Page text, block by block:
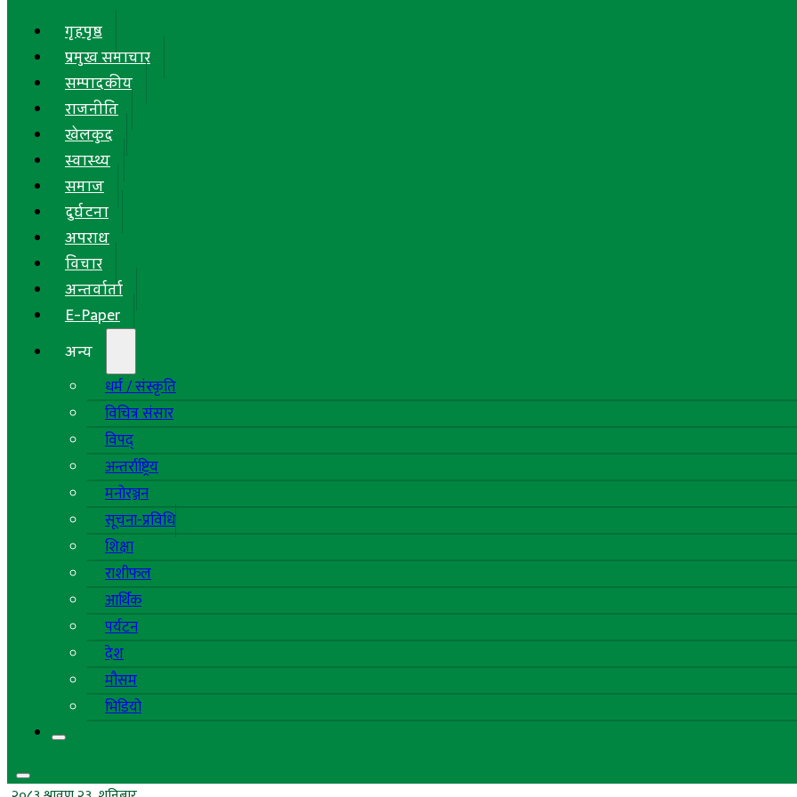
गृहपृष्ठ
प्रमुख समाचार
सम्पादकीय
राजनीति
खेलकुद
स्वास्थ्य
समाज
दुर्घटना
अपराध
विचार
अन्तर्वार्ता
E-Paper
अन्य
धर्म / संस्कृति
विचित्र संसार
विपद्
अन्तर्राष्ट्रिय
मनोरञ्जन
सूचना-प्रविधि
शिक्षा
राशीफल
आर्थिक
पर्यटन
देश
मौसम
भिडियो